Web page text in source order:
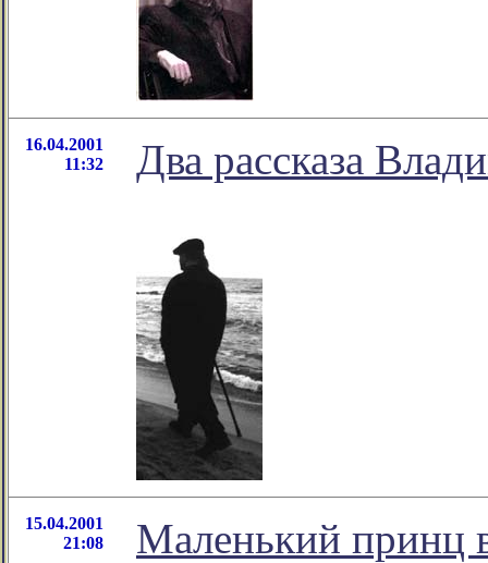
16.04.2001
11:32
Два рассказа
15.04.2001
21:08
Маленький принц